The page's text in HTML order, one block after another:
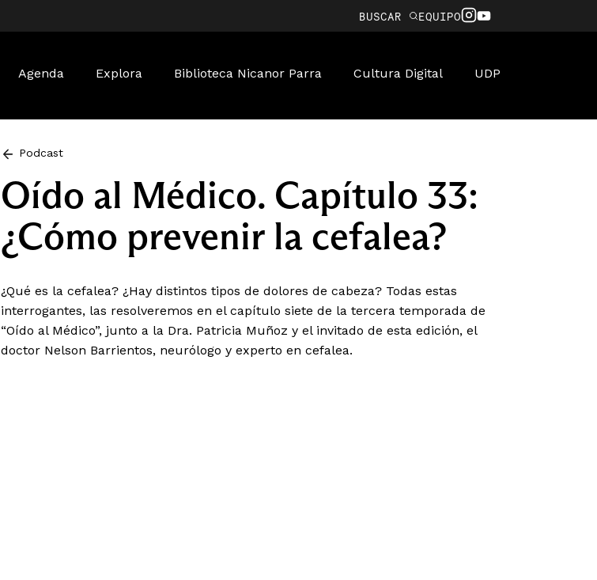
BUSCAR EQUIPO
Agenda Explora Biblioteca Nicanor Parra Cultura Digital UDP
Podcast
Oído al Médico. Capítulo 33:
¿Cómo prevenir la cefalea?
¿Qué es la cefalea? ¿Hay distintos tipos de dolores de cabeza? Todas estas
interrogantes, las resolveremos en el capítulo siete de la tercera temporada de
“Oído al Médico”, junto a la Dra. Patricia Muñoz y el invitado de esta edición, el
doctor Nelson Barrientos, neurólogo y experto en cefalea.